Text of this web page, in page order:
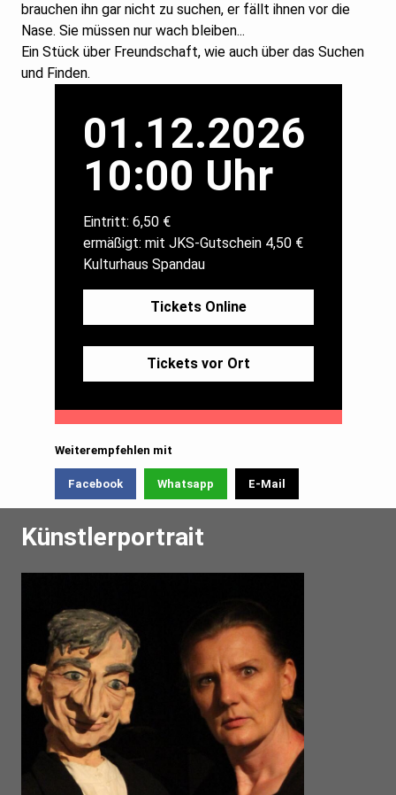
brauchen ihn gar nicht zu suchen, er fällt ihnen vor die
Nase. Sie müssen nur wach bleiben...
Ein Stück über Freundschaft, wie auch über das Suchen
und Finden.
01.12.2026
10:00 Uhr
Eintritt: 6,50 €
ermäßigt: mit JKS-Gutschein 4,50 €
Kulturhaus Spandau
Tickets Online
Tickets vor Ort
Weiterempfehlen mit
Facebook Whatsapp E-Mail
Künstlerportrait